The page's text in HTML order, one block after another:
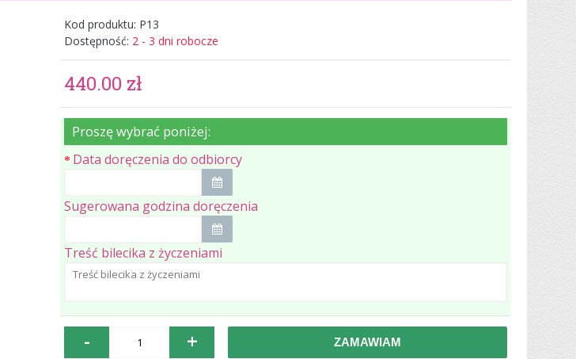
Kod produktu: P13
Dostępność: 2 - 3 dni robocze
440.00 zł
Proszę wybrać poniżej:
Data doręczenia do odbiorcy
Sugerowana godzina doręczenia
Treść bilecika z życzeniami
- + ZAMAWIAM